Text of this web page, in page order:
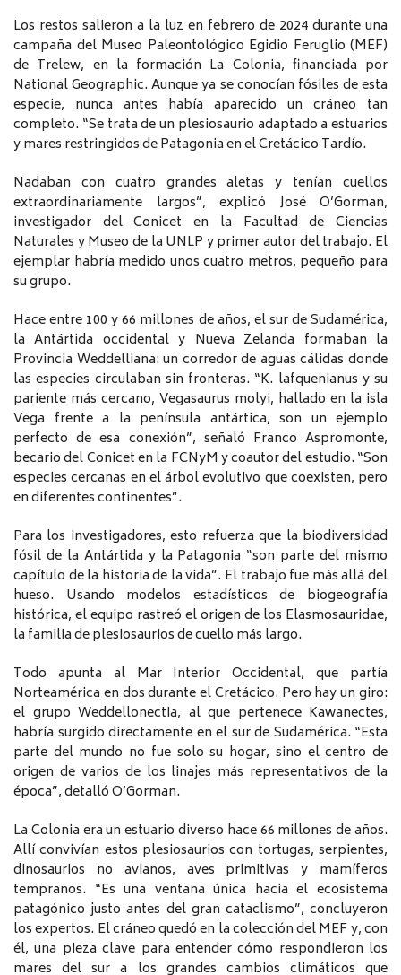
Los restos salieron a la luz en febrero de 2024 durante una
campaña del Museo Paleontológico Egidio Feruglio (MEF)
de Trelew, en la formación La Colonia, financiada por
National Geographic. Aunque ya se conocían fósiles de esta
especie, nunca antes había aparecido un cráneo tan
completo. “Se trata de un plesiosaurio adaptado a estuarios
y mares restringidos de Patagonia en el Cretácico Tardío.
Nadaban con cuatro grandes aletas y tenían cuellos
extraordinariamente largos”, explicó José O’Gorman,
investigador del Conicet en la Facultad de Ciencias
Naturales y Museo de la UNLP y primer autor del trabajo. El
ejemplar habría medido unos cuatro metros, pequeño para
su grupo.
Hace entre 100 y 66 millones de años, el sur de Sudamérica,
la Antártida occidental y Nueva Zelanda formaban la
Provincia Weddelliana: un corredor de aguas cálidas donde
las especies circulaban sin fronteras. “K. lafquenianus y su
pariente más cercano, Vegasaurus molyi, hallado en la isla
Vega frente a la península antártica, son un ejemplo
perfecto de esa conexión”, señaló Franco Aspromonte,
becario del Conicet en la FCNyM y coautor del estudio. “Son
especies cercanas en el árbol evolutivo que coexisten, pero
en diferentes continentes”.
Para los investigadores, esto refuerza que la biodiversidad
fósil de la Antártida y la Patagonia “son parte del mismo
capítulo de la historia de la vida”. El trabajo fue más allá del
hueso. Usando modelos estadísticos de biogeografía
histórica, el equipo rastreó el origen de los Elasmosauridae,
la familia de plesiosaurios de cuello más largo.
Todo apunta al Mar Interior Occidental, que partía
Norteamérica en dos durante el Cretácico. Pero hay un giro:
el grupo Weddellonectia, al que pertenece Kawanectes,
habría surgido directamente en el sur de Sudamérica. “Esta
parte del mundo no fue solo su hogar, sino el centro de
origen de varios de los linajes más representativos de la
época”, detalló O’Gorman.
La Colonia era un estuario diverso hace 66 millones de años.
Allí convivían estos plesiosaurios con tortugas, serpientes,
dinosaurios no avianos, aves primitivas y mamíferos
tempranos. “Es una ventana única hacia el ecosistema
patagónico justo antes del gran cataclismo”, concluyeron
los expertos. El cráneo quedó en la colección del MEF y, con
él, una pieza clave para entender cómo respondieron los
mares del sur a los grandes cambios climáticos que